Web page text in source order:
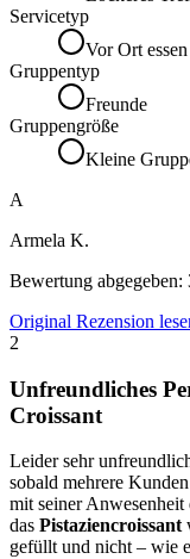
Servicetyp
Vor Ort essen
Gruppentyp
Freunde
Gruppengröße
Kleine
A
Armela K.
Bewertung abgegeben:
Original Rezension
2
Unfreundliches
Croissant
Leider sehr
sobald mehrere
mit seiner Anwesenheit
das Pistaziencroissant
gefüllt und nicht – wie